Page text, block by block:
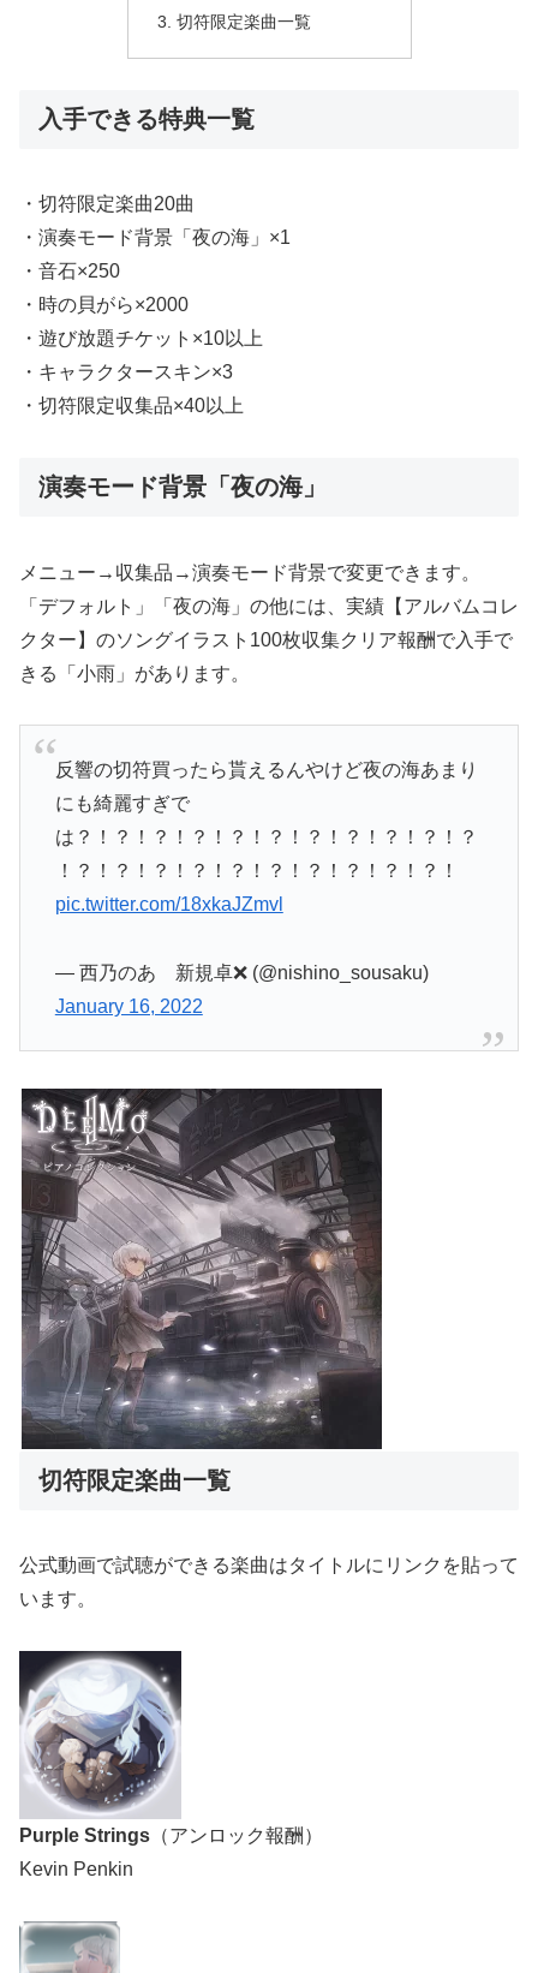
切符限定楽曲一覧
入手できる特典一覧
・切符限定楽曲20曲
・演奏モード背景「夜の海」×1
・音石×250
・時の貝がら×2000
・遊び放題チケット×10以上
・キャラクタースキン×3
・切符限定収集品×40以上
演奏モード背景「夜の海」
メニュー→収集品→演奏モード背景で変更できます。
「デフォルト」「夜の海」の他には、実績【アルバムコレ
クター】のソングイラスト100枚収集クリア報酬で入手で
きる「小雨」があります。
反響の切符買ったら貰えるんやけど夜の海あまり
にも綺麗すぎで
は？！？！？！？！？！？！？！？！？！？！？
！？！？！？！？！？！？！？！？！？！？！
pic.twitter.com/18xkaJZmvl
— 西乃のあ 新規卓❌ (@nishino_sousaku)
January 16, 2022
切符限定楽曲一覧
公式動画で試聴ができる楽曲はタイトルにリンクを貼って
います。
Purple Strings （アンロック報酬）
Kevin Penkin